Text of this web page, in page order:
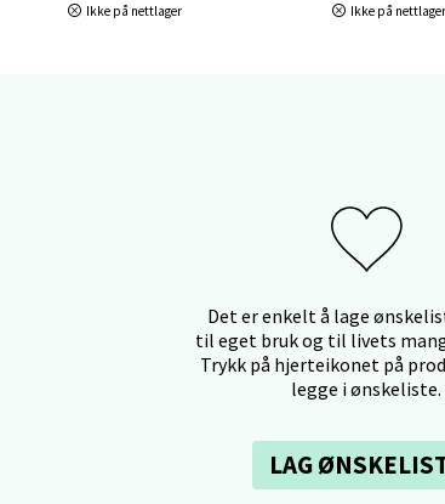
Ikke på nettlager Ikke på nettlager
Det er enkelt å lage
til eget bruk og til livets
Trykk på hjerteikonet på
legge i ønskeliste.
LAG